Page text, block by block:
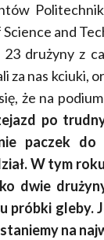
and
drużyny z
za nas kciuki,
że na
po
paczek
W tym
dwie
próbki gleby.
na